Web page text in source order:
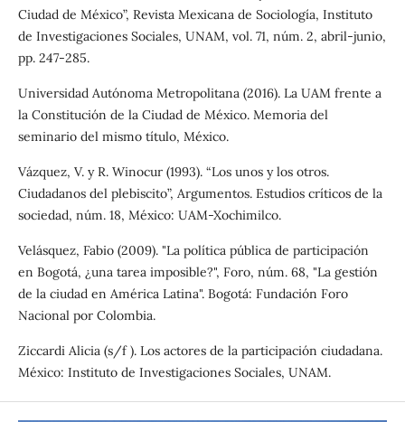
Ciudad de México”, Revista Mexicana de Sociología, Instituto
de Investigaciones Sociales, UNAM, vol. 71, núm. 2, abril-junio,
pp. 247-285.
Universidad Autónoma Metropolitana (2016). La UAM frente a
la Constitución de la Ciudad de México. Memoria del
seminario del mismo título, México.
Vázquez, V. y R. Winocur (1993). “Los unos y los otros.
Ciudadanos del plebiscito”, Argumentos. Estudios críticos de la
sociedad, núm. 18, México: UAM-Xochimilco.
Velásquez, Fabio (2009). "La política pública de participación
en Bogotá, ¿una tarea imposible?", Foro, núm. 68, "La gestión
de la ciudad en América Latina". Bogotá: Fundación Foro
Nacional por Colombia.
Ziccardi Alicia (s/f ). Los actores de la participación ciudadana.
México: Instituto de Investigaciones Sociales, UNAM.